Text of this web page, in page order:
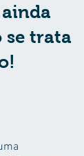
se trata